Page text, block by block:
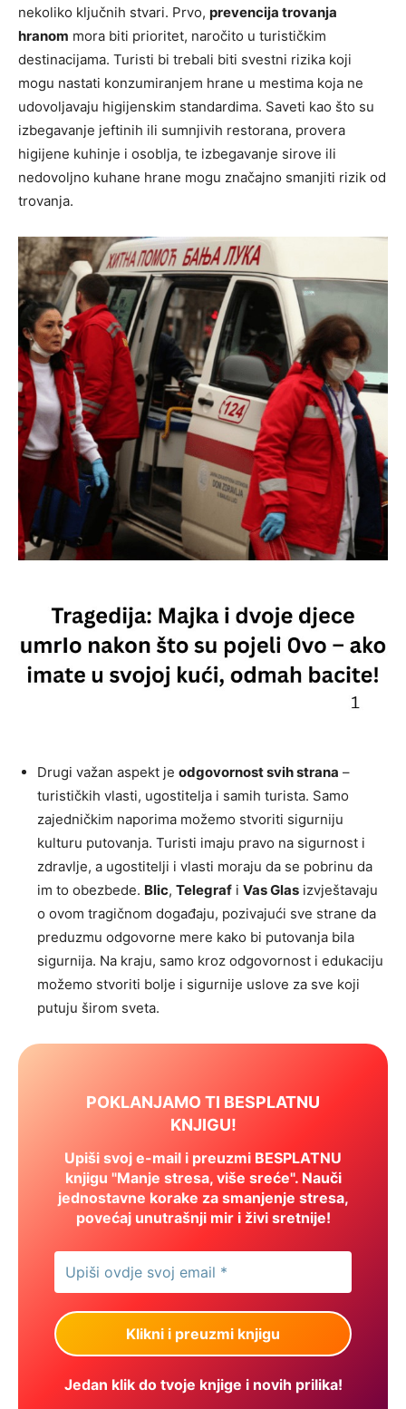
nekoliko ključnih stvari. Prvo, prevencija trovanja
hranom mora biti prioritet, naročito u turističkim
destinacijama. Turisti bi trebali biti svestni rizika koji
mogu nastati konzumiranjem hrane u mestima koja ne
udovoljavaju higijenskim standardima. Saveti kao što su
izbegavanje jeftinih ili sumnjivih restorana, provera
higijene kuhinje i osoblja, te izbegavanje sirove ili
nedovoljno kuhane hrane mogu značajno smanjiti rizik od
trovanja.
Drugi važan aspekt je odgovornost svih strana –
turističkih vlasti, ugostitelja i samih turista. Samo
zajedničkim naporima možemo stvoriti sigurniju
kulturu putovanja. Turisti imaju pravo na sigurnost i
zdravlje, a ugostitelji i vlasti moraju da se pobrinu da
im to obezbede. Blic, Telegraf i Vas Glas izvještavaju
o ovom tragičnom događaju, pozivajući sve strane da
preduzmu odgovorne mere kako bi putovanja bila
sigurnija. Na kraju, samo kroz odgovornost i edukaciju
možemo stvoriti bolje i sigurnije uslove za sve koji
putuju širom sveta.
POKLANJAMO TI BESPLATNU
KNJIGU!
Upiši svoj e-mail i preuzmi BESPLATNU
knjigu "Manje stresa, više sreće". Nauči
jednostavne korake za smanjenje stresa,
povećaj unutrašnji mir i živi sretnije!
Jedan klik do tvoje knjige i novih prilika!